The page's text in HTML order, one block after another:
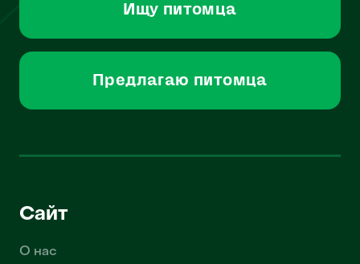
Ищу питомца
Предлагаю питомца
Сайт
О нас